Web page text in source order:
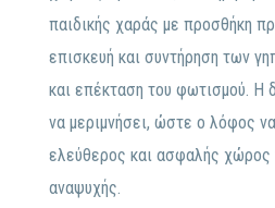
παιδικής χαράς με προσθήκη
επισκευή και συντήρηση των
και επέκταση του φωτισμού. Η
να μεριμνήσει, ώστε ο λόφος
ελεύθερος και ασφαλής χώρος
αναψυχής.